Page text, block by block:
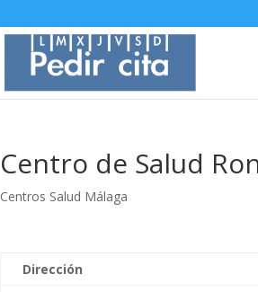
Centro de Salud
Centros Salud Málaga
Dirección